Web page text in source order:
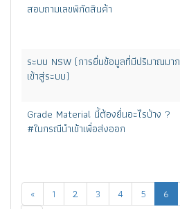
สอบถามเลขพิกัดสินค้า
ระบบ NSW (การยื่นข้อมูลที่มีปริมาณมาก
เข้าสู่ระบบ)
Grade Material นี้ต้องยื่นอะไรบ้าง ?
#ในกรณีนำเข้าเพื่อส่งออก
« 1 2 3 4 5 6